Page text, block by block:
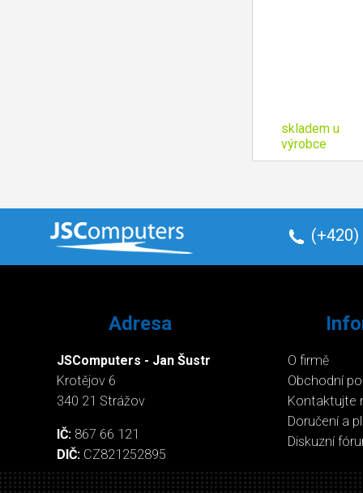
skladem u
výrobce
(+420)
Adresa
JSComputers - Jan Šustr
Krotějov 6
340 21 Strážov
IČ: 867 66 121
DIČ: CZ821252895
O firmě
Obchodní
Kontaktujte
Doručení a
Diskuzní